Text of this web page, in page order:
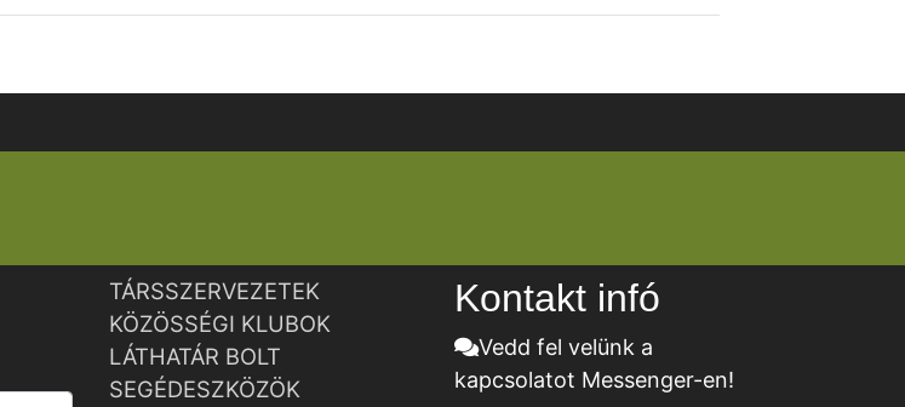
TÁRSSZERVEZETEK
KÖZÖSSÉGI KLUBOK
LÁTHATÁR BOLT
SEGÉDESZKÖZÖK
Kontakt infó
Vedd fel velünk a
kapcsolatot Messenger-en!